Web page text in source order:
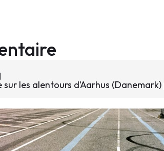
sur les alentours d’Aarhus